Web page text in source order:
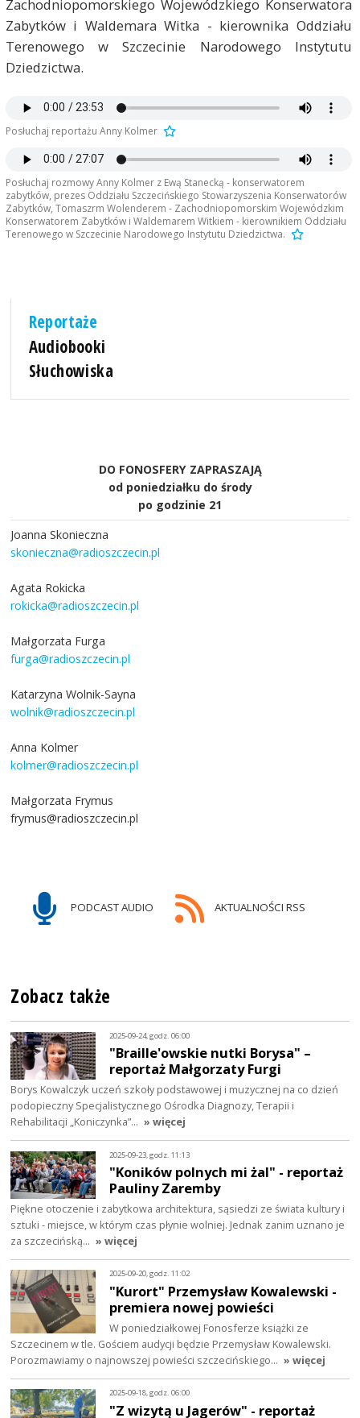
Zachodniopomorskiego Wojewódzkiego Konserwatora
Zabytków i Waldemara Witka - kierownika Oddziału
Terenowego w Szczecinie Narodowego Instytutu
Dziedzictwa.
Posłuchaj reportażu Anny Kolmer
Posłuchaj rozmowy Anny Kolmer z Ewą Stanecką - konserwatorem
zabytków, prezes Oddziału Szczecińskiego Stowarzyszenia Konserwatorów
Zabytków, Tomaszrm Wolenderem - Zachodniopomorskim Wojewódzkim
Konserwatorem Zabytków i Waldemarem Witkiem - kierownikiem Oddziału
Terenowego w Szczecinie Narodowego Instytutu Dziedzictwa.
Reportaże
Audiobooki
Słuchowiska
DO FONOSFERY ZAPRASZAJĄ
od poniedziałku do środy
po godzinie 21
Joanna Skonieczna
skonieczna@radioszczecin.pl
Agata Rokicka
rokicka@radioszczecin.pl
Małgorzata Furga
furga@radioszczecin.pl
Katarzyna Wolnik-Sayna
wolnik@radioszczecin.pl
Anna Kolmer
kolmer@radioszczecin.pl
Małgorzata Frymus
frymus@radioszczecin.pl
PODCAST AUDIO AKTUALNOŚCI RSS
Zobacz także
2025-09-24, godz. 06:00
"Braille'owskie nutki Borysa" –
reportaż Małgorzaty Furgi
Borys Kowalczyk uczeń szkoły podstawowej i muzycznej na co dzień
podopieczny Specjalistycznego Ośrodka Diagnozy, Terapii i
Rehabilitacji „Koniczynka”… » więcej
2025-09-23, godz. 11:13
"Koników polnych mi żal" - reportaż
Pauliny Zaremby
Piękne otoczenie i zabytkowa architektura, sąsiedzi ze świata kultury i
sztuki - miejsce, w którym czas płynie wolniej. Jednak zanim uznano je
za szczecińską… » więcej
2025-09-20, godz. 11:02
"Kurort" Przemysław Kowalewski -
premiera nowej powieści
W poniedziałkowej Fonosferze książki ze
Szczecinem w tle. Gościem audycji będzie Przemysław Kowalewski.
Porozmawiamy o najnowszej powieści szczecińskiego… » więcej
2025-09-18, godz. 06:00
"Z wizytą u Jagerów" - reportaż